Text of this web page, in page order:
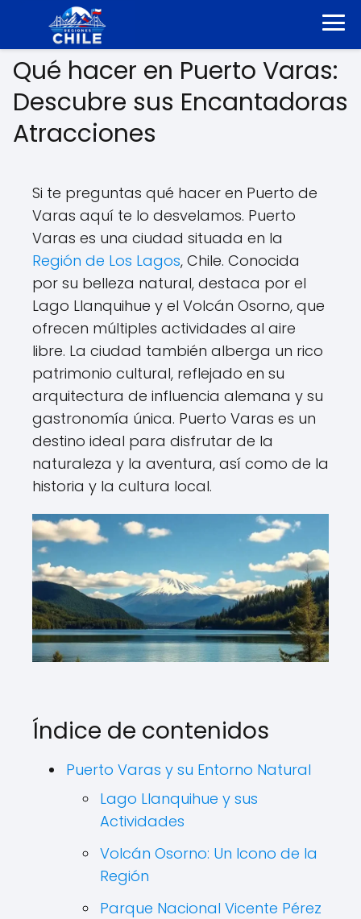
Qué hacer en Puerto Varas:
Descubre sus Encantadoras
Atracciones
Si te preguntas qué hacer en Puerto de
Varas aquí te lo desvelamos. Puerto
Varas es una ciudad situada en la
Región de Los Lagos, Chile. Conocida
por su belleza natural, destaca por el
Lago Llanquihue y el Volcán Osorno, que
ofrecen múltiples actividades al aire
libre. La ciudad también alberga un rico
patrimonio cultural, reflejado en su
arquitectura de influencia alemana y su
gastronomía única. Puerto Varas es un
destino ideal para disfrutar de la
naturaleza y la aventura, así como de la
historia y la cultura local.
Índice de contenidos
Puerto Varas y su Entorno Natural
Lago Llanquihue y sus
Actividades
Volcán Osorno: Un Icono de la
Región
Parque Nacional Vicente Pérez